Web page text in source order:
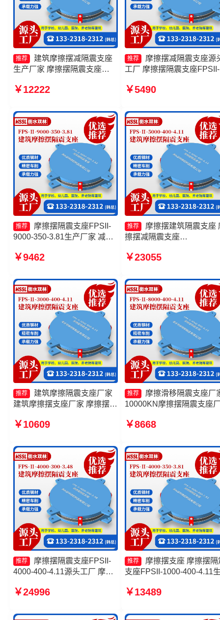
推荐
建筑摩擦摆减隔震支座
生产厂家 摩擦摆隔震支座
厂 建筑减隔震摩擦摆支座源头
5000-300-3.48
￥12222
推荐
摩擦摆减隔震支座源
工厂 摩擦摆隔震支座FPSII-
隔震球型支座厂家 摩擦摆
产厂家
￥5490
推荐
摩擦摆隔震支座FPSII-
9000-350-3.81生产厂家 减隔
隔震支座FPSII-1000-400-
FPSII-3000-300-3.48生产厂
家
￥9462
推荐
摩擦摆建筑隔震支座
擦摆减隔震支座
摆隔震支座FPSII-1000-
厂家
￥23055
推荐
建筑摩擦隔震支座厂家
建筑摩擦摆支座厂家 摩擦摆建
格
￥10609
推荐
摩擦滑移隔震支座厂
10000KN摩擦摆隔震支座
400-4.11生产厂家 摩擦摆
￥8668
推荐
摩擦摆隔震支座FPSII-
4000-400-4.11源头工厂 摩擦
3.81源头工厂 摩擦摆隔震支座
家 摩擦摆式减震支座生产厂家
￥24996
推荐
摩擦摆支座 摩擦摆隔
支座FPSII-1000-400-4.11
2000-350-3.81厂家 摩擦摆
￥13489